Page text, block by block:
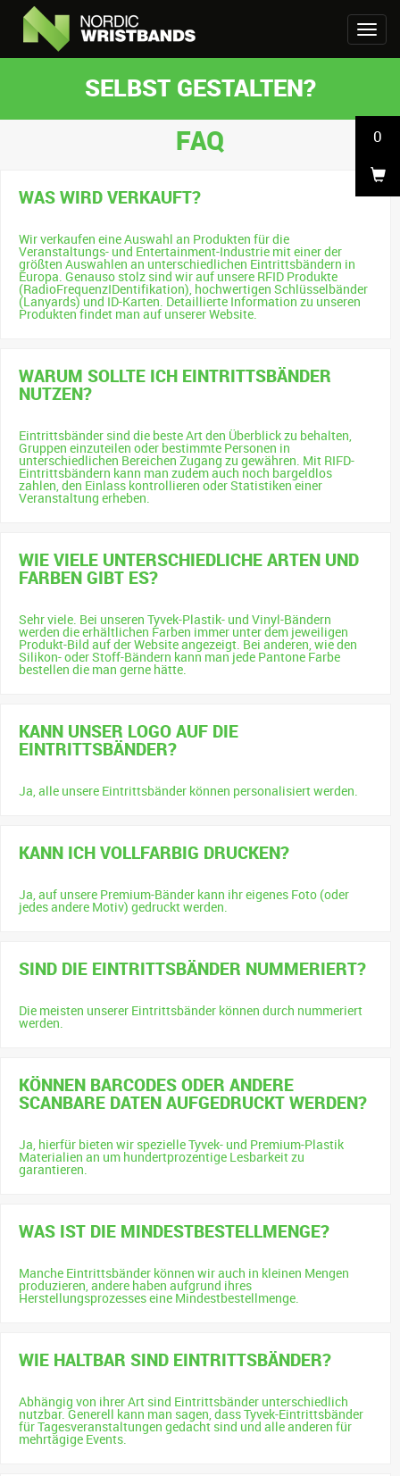
0
SELBST GESTALTEN?
FAQ
WAS WIRD VERKAUFT?
Wir verkaufen eine Auswahl an Produkten für die
Veranstaltungs- und Entertainment-Industrie mit einer der
größten Auswahlen an unterschiedlichen Eintrittsbändern in
Europa. Genauso stolz sind wir auf unsere RFID Produkte
(RadioFrequenzIDentifikation), hochwertigen Schlüsselbänder
(Lanyards) und ID-Karten. Detaillierte Information zu unseren
Produkten findet man auf unserer Website.
WARUM SOLLTE ICH EINTRITTSBÄNDER
NUTZEN?
Eintrittsbänder sind die beste Art den Überblick zu behalten,
Gruppen einzuteilen oder bestimmte Personen in
unterschiedlichen Bereichen Zugang zu gewähren. Mit RIFD-
Eintrittsbändern kann man zudem auch noch bargeldlos
zahlen, den Einlass kontrollieren oder Statistiken einer
Veranstaltung erheben.
WIE VIELE UNTERSCHIEDLICHE ARTEN UND
FARBEN GIBT ES?
Sehr viele. Bei unseren Tyvek-Plastik- und Vinyl-Bändern
werden die erhältlichen Farben immer unter dem jeweiligen
Produkt-Bild auf der Website angezeigt. Bei anderen, wie den
Silikon- oder Stoff-Bändern kann man jede Pantone Farbe
bestellen die man gerne hätte.
KANN UNSER LOGO AUF DIE
EINTRITTSBÄNDER?
Ja, alle unsere Eintrittsbänder können personalisiert werden.
KANN ICH VOLLFARBIG DRUCKEN?
Ja, auf unsere Premium-Bänder kann ihr eigenes Foto (oder
jedes andere Motiv) gedruckt werden.
SIND DIE EINTRITTSBÄNDER NUMMERIERT?
Die meisten unserer Eintrittsbänder können durch nummeriert
werden.
KÖNNEN BARCODES ODER ANDERE
SCANBARE DATEN AUFGEDRUCKT WERDEN?
Ja, hierfür bieten wir spezielle Tyvek- und Premium-Plastik
Materialien an um hundertprozentige Lesbarkeit zu
garantieren.
WAS IST DIE MINDESTBESTELLMENGE?
Manche Eintrittsbänder können wir auch in kleinen Mengen
produzieren, andere haben aufgrund ihres
Herstellungsprozesses eine Mindestbestellmenge.
WIE HALTBAR SIND EINTRITTSBÄNDER?
Abhängig von ihrer Art sind Eintrittsbänder unterschiedlich
nutzbar. Generell kann man sagen, dass Tyvek-Eintrittsbänder
für Tagesveranstaltungen gedacht sind und alle anderen für
mehrtägige Events.